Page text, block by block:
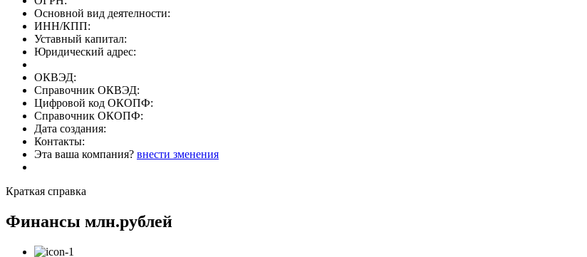
Основной вид деятелности:
ИНН/КПП:
Уставный капитал:
Юридический адрес:
ОКВЭД:
Справочник ОКВЭД:
Цифровой код ОКОПФ:
Справочник ОКОПФ:
Дата создания:
Контакты:
Эта ваша компания? внести зменения
Краткая справка
Финансы млн.рублей